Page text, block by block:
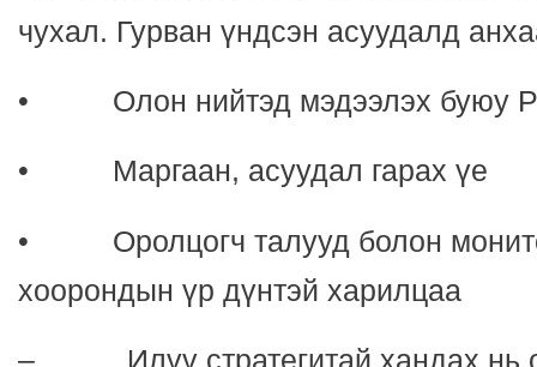
чухал. Гурван үндсэн асуудалд
• Олон нийтэд мэдээлэх буюу
• Маргаан, асуудал гарах үе
• Оролцогч талууд болон
хоорондын үр дүнтэй харилцаа
– Илүү стратегитай хандах нь